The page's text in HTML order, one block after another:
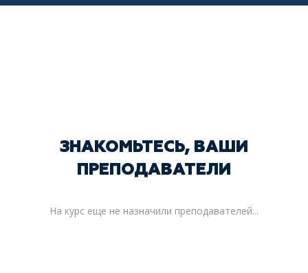
ЗНАКОМЬТЕСЬ, ВАШИ
ПРЕПОДАВАТЕЛИ
На курс еще не назначили преподавателей...